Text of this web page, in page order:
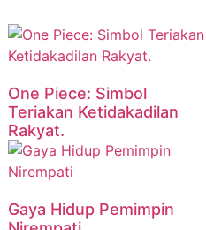
One Piece: Simbol
Teriakan Ketidakadilan
Rakyat.
Gaya Hidup Pemimpin